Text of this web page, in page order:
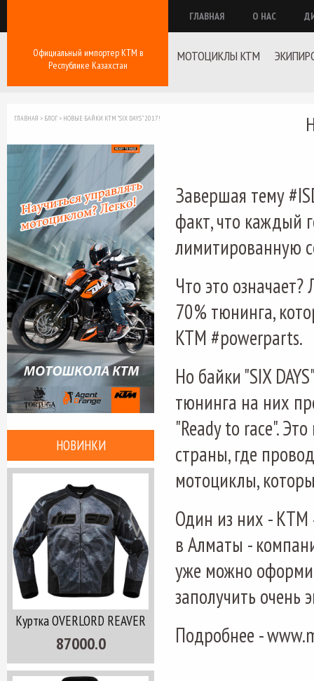
Официальный импортер КТМ в
Республике Казахстан
ГЛАВНАЯ О НАС
МОТОЦИКЛЫ KTM
НОВИНКИ
Куртка OVERLORD REAVER
87000.0
ГЛАВНАЯ > БЛОГ > НОВЫЕ БАЙКИ КТМ "SIX DAYS" 2017!
Завершая тему#
факт, что каждый
лимитированную
Что это
70% тюнинга,
KTM #powerparts.
Но байки "SIX
тюнинга на них
"Ready to race".
страны, где
мотоциклы,
Один из них - КТМ
в Алматы -
уже можно
заполучить очень
Подробнее -